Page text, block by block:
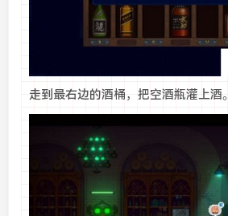
走到最右边的酒桶，把空酒瓶灌上酒。